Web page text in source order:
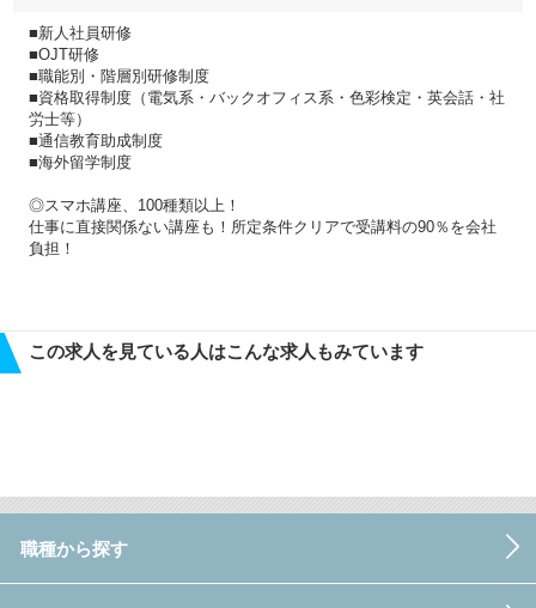
■新人社員研修
■OJT研修
■職能別・階層別研修制度
■資格取得制度（電気系・バックオフィス系・色彩検定・英会話・社
労士等）
■通信教育助成制度
■海外留学制度
◎スマホ講座、100種類以上！
仕事に直接関係ない講座も！所定条件クリアで受講料の90％を会社
負担！
この求人を見ている人はこんな求人もみています
職種から探す